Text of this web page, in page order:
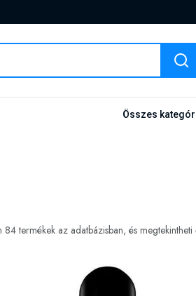
Összes
84 termékek az adatbázisban, és megtekintheti